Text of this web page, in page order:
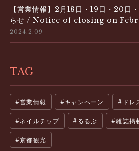
【営業情報】2月18日・19日・20日
らせ / Notice of closing on
2024.2.09
TAG
営業情報 キャンペーン ドレ
ネイルチップ るるぶ 雑誌掲
京都観光